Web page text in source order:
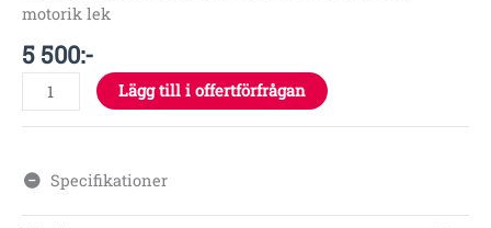
motorik lek
5 500:-
Lägg till i offertförfrågan
Specifikationer